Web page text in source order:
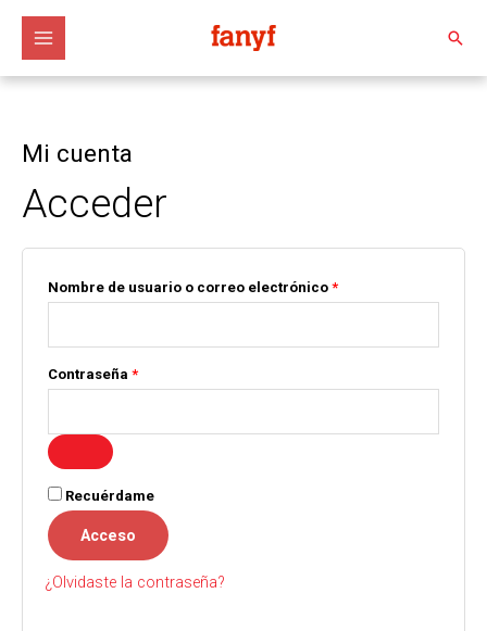
contenido
Mi cuenta
Acceder
Nombre de usuario o correo electrónico *
Contraseña *
Recuérdame
Acceso
¿Olvidaste la contraseña?